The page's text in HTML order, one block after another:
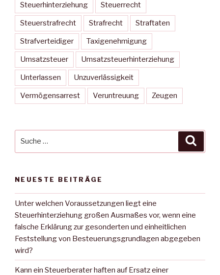
Steuerhinterziehung Steuerrecht
Steuerstrafrecht Strafrecht Straftaten
Strafverteidiger Taxigenehmigung
Umsatzsteuer Umsatzsteuerhinterziehung
Unterlassen Unzuverlässigkeit
Vermögensarrest Veruntreuung Zeugen
NEUESTE BEITRÄGE
Unter welchen Voraussetzungen liegt eine
Steuerhinterziehung großen Ausmaßes vor, wenn eine
falsche Erklärung zur gesonderten und einheitlichen
Feststellung von Besteuerungsgrundlagen abgegeben
wird?
Kann ein Steuerberater haften auf Ersatz einer